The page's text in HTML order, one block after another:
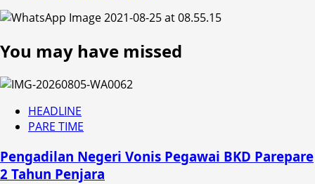
You may have missed
HEADLINE
PARE TIME
Pengadilan Negeri Vonis Pegawai BKD Parepare
2 Tahun Penjara